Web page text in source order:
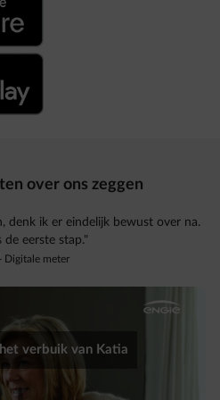
over ons zeggen
denk ik er eindelijk bewust over na.
de eerste stap."
Digitale meter
verbuik van Katia